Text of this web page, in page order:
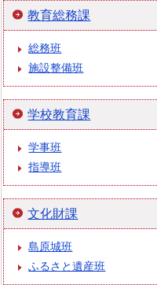
教育総務課
総務班
施設整備班
学校教育課
学事班
指導班
文化財課
島原城班
ふるさと遺産班